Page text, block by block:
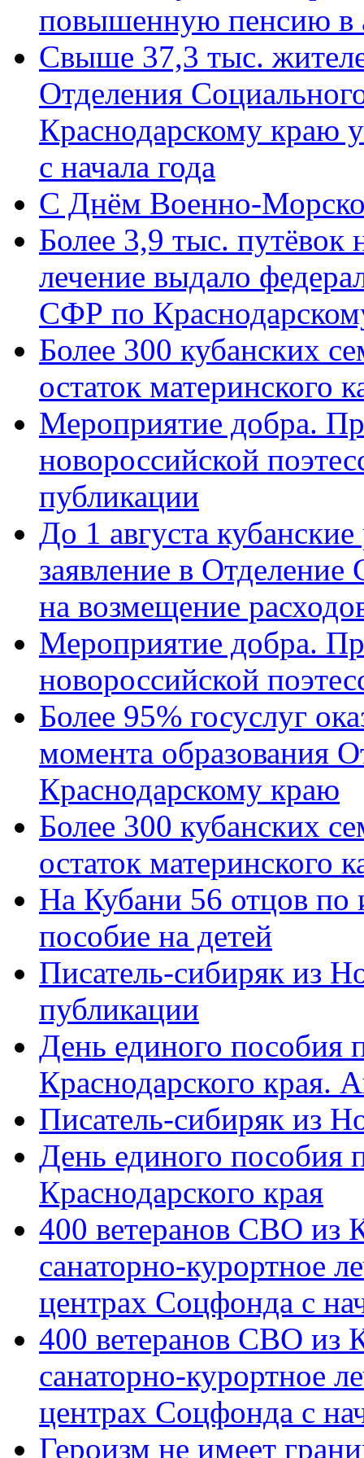
повышенную пенсию в
Свыше 37,3 тыс.
Отделения
Краснодарскому краю
с начала года
C Днём Военно-
Более 3,9 тыс. путёвок
лечение выдало
СФР по
Более 300 кубанских
остаток материнского
Мероприятие добра.
новороссийской
публикации
До 1 августа
заявление в
на возмещение
Мероприятие добра.
новороссийской
Более 95% госуслуг
момента образования
Краснодарскому краю
Более 300 кубанских
остаток материнского
На Кубани 56 отцов по
пособие на детей
Писатель-сибиряк из
публикации
День единого пособия
Краснодарского края.
Писатель-сибиряк из
День единого пособия
Краснодарского края
400 ветеранов СВО из
санаторно-курортное
центрах Соцфонда с
400 ветеранов СВО из
санаторно-курортное
центрах Соцфонда с
Героизм не имеет